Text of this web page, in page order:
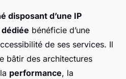
disposant d’une IP
bénéficie d’une
de ses services. Il
bâtir des architectures
performance, la